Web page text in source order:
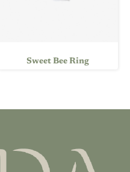
Sweet Bee Ring